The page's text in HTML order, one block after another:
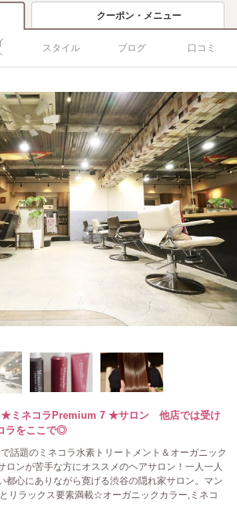
クーポン・メニュー
スタイル ブログ 口コミ
ミネコラPremium 7 ★サロン 他店では受け
ラをここで◎
話題のミネコラ水素トリートメント＆オーガニック
ンが苦手な方にオススメのヘアサロン！一人一人
都心にありながら寛げる渋谷の隠れ家サロン。マン
リラックス要素満載☆オーガニックカラー,ミネコ